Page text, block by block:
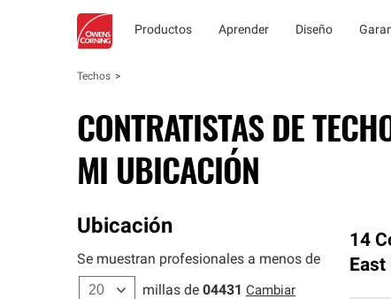
Productos Aprender Diseño
Techos
CONTRATISTAS DE
MI UBICACIÓN
Ubicación
Se muestran profesionales a menos de
millas de 04431 Cambiar
14
East